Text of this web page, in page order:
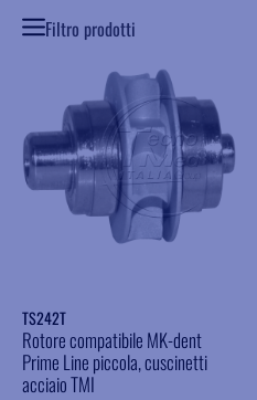
Filtro prodotti
TS242T
Rotore compatibile MK-dent
Prime Line piccola, cuscinetti
acciaio TMI